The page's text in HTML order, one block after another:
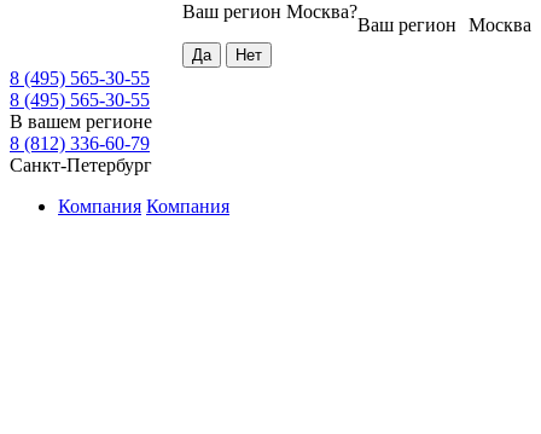
Москва
Ваш регион
Ваш регион Москва?
8 (495) 565-30-55
8 (495) 565-30-55
В вашем регионе
8 (812) 336-60-79
Санкт-Петербург
Компания Компания